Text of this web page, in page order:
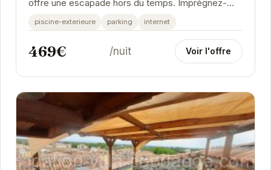
offre une escapade hors du temps. Imprégnez-
vous de l'histoire des lieux tout en profitant du...
piscine-exterieure parking internet
469€ /nuit Voir l'offre